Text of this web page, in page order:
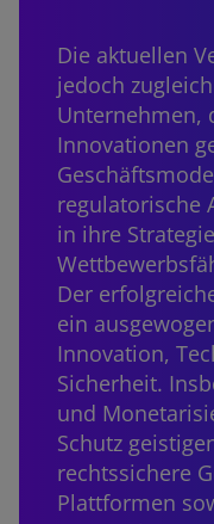
Die aktuellen
jedoch
Unternehmen,
Innovationen
regulatorische
in ihre
Der
ein
Innovation,
Sicherheit.
und
Schutz
rechtssichere
Plattformen